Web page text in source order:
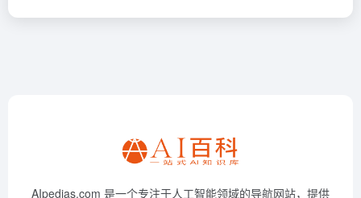
AIpedias.com 是一个专注于人工智能领域的导航网站，提供